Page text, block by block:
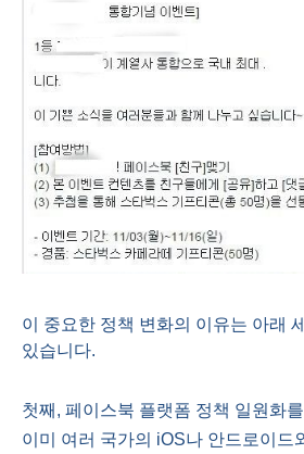
이 중요한 정책 변화의 이유는 아래
있습니다.
첫째 , 페이스북 플랫폼 정책 일원화
이미 여러 국가의 iOS나 안드로이드